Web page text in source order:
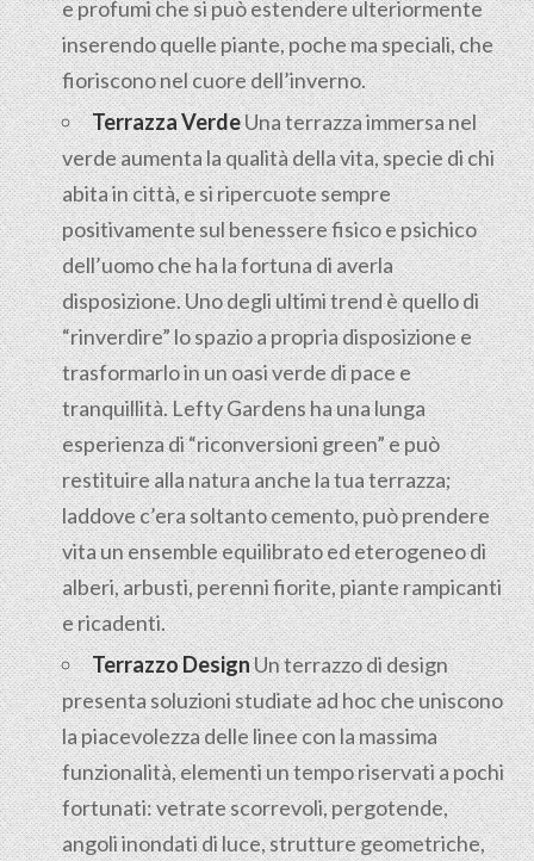
e profumi che si può estendere ulteriormente
inserendo quelle piante, poche ma speciali, che
fioriscono nel cuore dell’inverno.
Terrazza VerdeUna terrazza immersa nel
verde aumenta la qualità della vita, specie di chi
abita in città, e si ripercuote sempre
positivamente sul benessere fisico e psichico
dell’uomo che ha la fortuna di averla
disposizione. Uno degli ultimi trend è quello di
“rinverdire” lo spazio a propria disposizione e
trasformarlo in un oasi verde di pace e
tranquillità. Lefty Gardens ha una lunga
esperienza di “riconversioni green” e può
restituire alla natura anche la tua terrazza;
laddove c’era soltanto cemento, può prendere
vita un ensemble equilibrato ed eterogeneo di
alberi, arbusti, perenni fiorite, piante rampicanti
e ricadenti.
Terrazzo DesignUn terrazzo di design
presenta soluzioni studiate ad hoc che uniscono
la piacevolezza delle linee con la massima
funzionalità, elementi un tempo riservati a pochi
fortunati: vetrate scorrevoli, pergotende,
angoli inondati di luce, strutture geometriche,